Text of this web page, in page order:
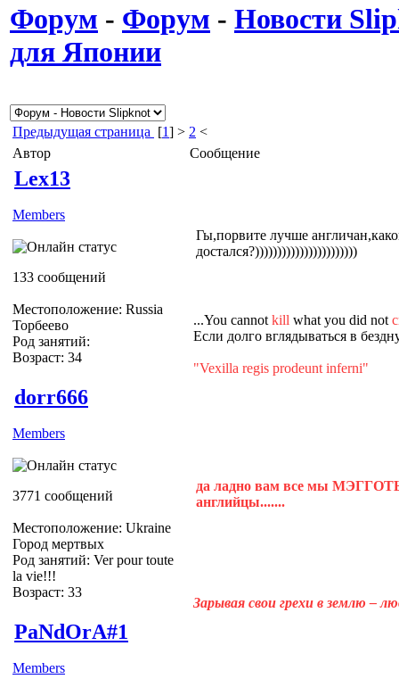
Форум - Форум - Новости
для Японии
Предыдущая страница [1] > 2 <
Автор
Сообщение
Lex13
Members
133 сообщений
Местоположение: Russia
Торбеево
Род занятий:
Возраст: 34
Гы,порвите лучше
достался?)))))))))))))))))))))))
...You cannot kill what you did not
Если долго вглядываться в
"Vexilla regis prodeunt inferni"
dorr666
Members
3771 сообщений
Местоположение: Ukraine
Город мертвых
Род занятий: Ver pour toute
la vie!!!
Возраст: 33
да ладно вам все мы
английцы.......
Зарывая свои грехи в землю –
PaNdOrA#1
Members